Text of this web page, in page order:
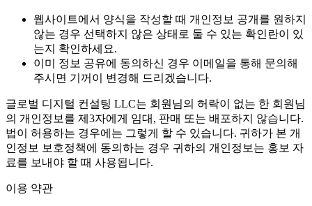
웹사이트에서 양식을 작성할 때 개인정보 공개를 원하지
않는 경우 선택하지 않은 상태로 둘 수 있는 확인란이 있
는지 확인하세요.
이미 정보 공유에 동의하신 경우 이메일을 통해 문의해
주시면 기꺼이 변경해 드리겠습니다.
글로벌 디지털 컨설팅 LLC는 회원님의 허락이 없는 한 회원님
의 개인정보를 제3자에게 임대, 판매 또는 배포하지 않습니다.
법이 허용하는 경우에는 그렇게 할 수 있습니다. 귀하가 본 개
인정보 보호정책에 동의하는 경우 귀하의 개인정보는 홍보 자
료를 보내야 할 때 사용됩니다.
이용 약관